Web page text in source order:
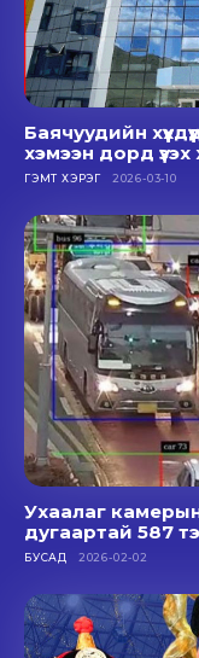
Баячуудийн
хэмээн дорд
ГЭМТ ХЭРЭГ 2026-03-10
Ухаалаг
дугаартай 587
БУСАД 2026-02-02